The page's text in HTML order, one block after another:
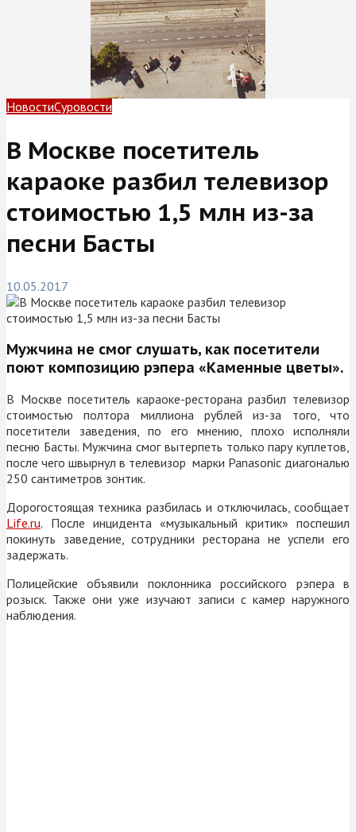
НовостиСуровости
В Москве посетитель
караоке разбил телевизор
стоимостью 1,5 млн из-за
песни Басты
10.05.2017
Мужчина не смог слушать, как посетители
поют композицию рэпера «Каменные цветы».
В Москве посетитель караоке-ресторана разбил телевизор
стоимостью полтора миллиона рублей из-за того, что
посетители заведения, по его мнению, плохо исполняли
песню Басты. Мужчина смог вытерпеть только пару куплетов,
после чего швырнул в телевизор марки Panasonic диагональю
250 сантиметров зонтик.
Дорогостоящая техника разбилась и отключилась, сообщает
Life.ru. После инцидента «музыкальный критик» поспешил
покинуть заведение, сотрудники ресторана не успели его
задержать.
Полицейские объявили поклонника российского рэпера в
розыск. Также они уже изучают записи с камер наружного
наблюдения.